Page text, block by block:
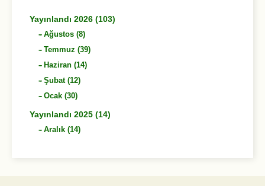
Yayınlandı 2026 (103)
Ağustos (8)
Temmuz (39)
Haziran (14)
Şubat (12)
Ocak (30)
Yayınlandı 2025 (14)
Aralık (14)